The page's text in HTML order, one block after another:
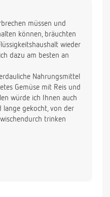
müssen und
können, bräuchten
wieder
dazu am besten an
Nahrungsmittel
Gemüse mit Reis und
würde ich Ihnen auch
lange gekocht, von der
trinken